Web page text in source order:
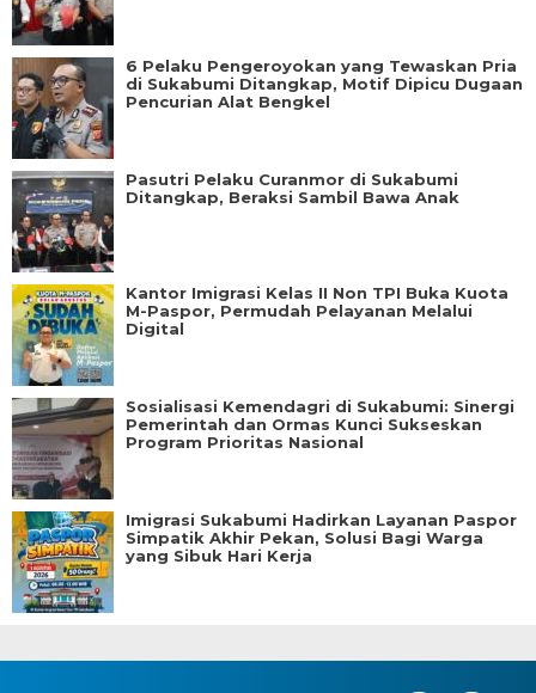
6 Pelaku Pengeroyokan yang Tewaskan Pria
di Sukabumi Ditangkap, Motif Dipicu Dugaan
Pencurian Alat Bengkel
Pasutri Pelaku Curanmor di Sukabumi
Ditangkap, Beraksi Sambil Bawa Anak
Kantor Imigrasi Kelas II Non TPI Buka Kuota
M-Paspor, Permudah Pelayanan Melalui
Digital
Sosialisasi Kemendagri di Sukabumi: Sinergi
Pemerintah dan Ormas Kunci Sukseskan
Program Prioritas Nasional
Imigrasi Sukabumi Hadirkan Layanan Paspor
Simpatik Akhir Pekan, Solusi Bagi Warga
yang Sibuk Hari Kerja